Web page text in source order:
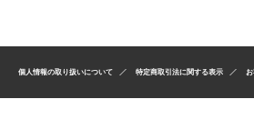
個人情報の取り扱いについて 特定商取引法に関する表示 お